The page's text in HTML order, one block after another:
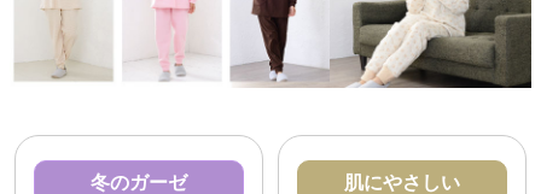
冬のガーゼ 肌にやさしい